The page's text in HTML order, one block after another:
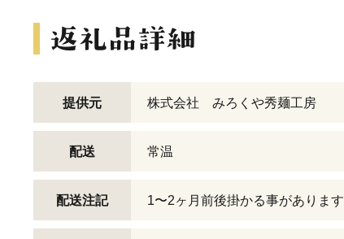
提供元 株式会社 みろくや秀麺工房
配送 常温
配送注記 1〜2ヶ月前後掛かる事があります